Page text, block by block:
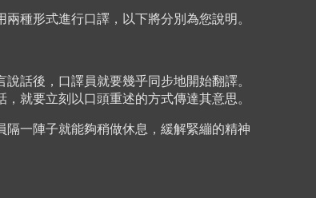
種形式進行口譯，以下將分別為您說明。
話後，口譯員就要幾乎同步地開始翻譯。
就要立刻以口頭重述的方式傳達其意思。
一陣子就能夠稍做休息，緩解緊繃的精神